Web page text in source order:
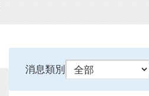
消息類別